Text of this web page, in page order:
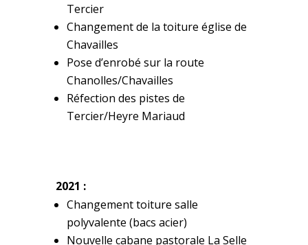
Tercier
Changement de la toiture église de
Chavailles
Pose d’enrobé sur la route
Chanolles/Chavailles
Réfection des pistes de
Tercier/Heyre Mariaud
2021 :
Changement toiture salle
polyvalente (bacs acier)
Nouvelle cabane pastorale La Selle